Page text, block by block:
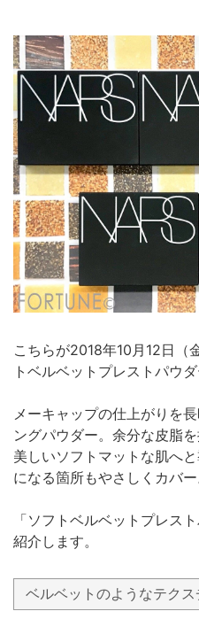
こちらが2018年10月12日（
トベルベットプレストパウダ
メーキャップの仕上がりを
ングパウダー。余分な皮脂
美しいソフトマットな肌へ
になる箇所もやさしくカバー
「ソフトベルベットプレス
紹介します。
ベルベットのようなテクス